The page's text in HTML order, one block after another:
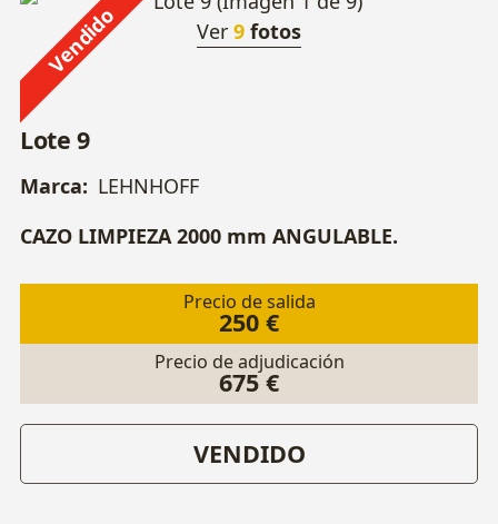
Vendido Ver 9 fotos
Lote 9
Marca: LEHNHOFF
CAZO LIMPIEZA 2000 mm ANGULABLE.
Precio de salida
250 €
Precio de adjudicación
675 €
VENDIDO